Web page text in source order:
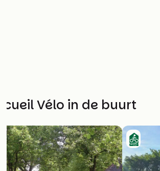
Vélo in de buurt